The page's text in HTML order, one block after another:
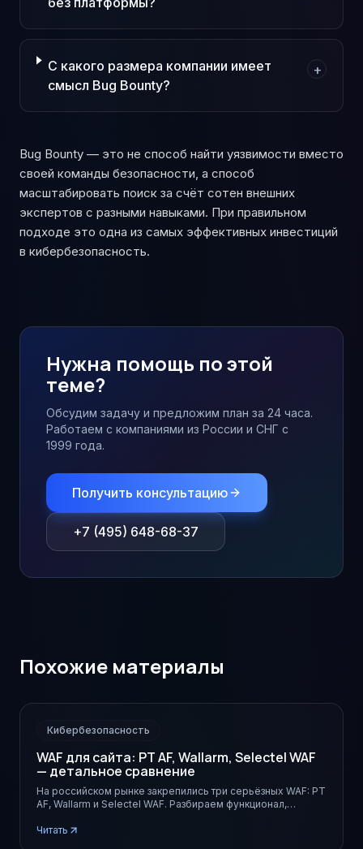
С какого размера компании имеет
смысл Bug Bounty?
+
Bug Bounty — это не способ найти уязвимости вместо
своей команды безопасности, а способ
масштабировать поиск за счёт сотен внешних
экспертов с разными навыками. При правильном
подходе это одна из самых эффективных инвестиций
в кибербезопасность.
Нужна помощь по этой
теме?
Обсудим задачу и предложим план за 24 часа.
Работаем с компаниями из России и СНГ с
1999 года.
Получить консультацию
+7 (495) 648-68-37
Похожие материалы
Кибербезопасность
WAF для сайта: PT AF, Wallarm, Selectel WAF
— детальное сравнение
На российском рынке закрепились три серьёзных WAF: PT
AF, Wallarm и Selectel WAF. Разбираем функционал,
для разного бизнеса.
Читать